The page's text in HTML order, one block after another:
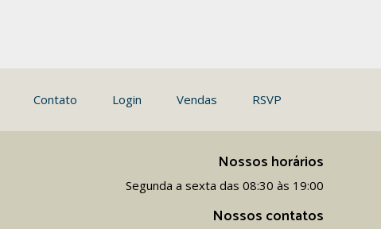
Contato Login Vendas RSVP
Nossos horários
Segunda a sexta das 08:30 às 19:00
Nossos contatos